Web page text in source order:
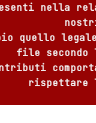
nella
quello
file secondo
rispettare